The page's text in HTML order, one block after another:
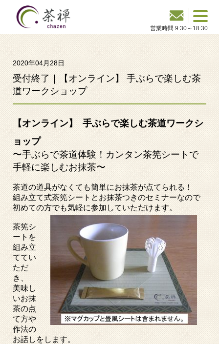
2020年04月28日
受付終了｜【オンライン】 手ぶらで楽しむ茶
道ワークショップ
【オンライン】 手ぶらで楽しむ茶道ワークシ
ョップ
〜手ぶらで茶道体験！カンタン茶筅シートで
手軽に楽しむお抹茶〜
茶道の道具がなくても簡単にお抹茶が点てられる！
組み立て式茶筅シートとお抹茶つきのセミナーなので
初めての方でも気軽に参加していただけます。
茶筅シ
ートを
組み立
ててい
ただ
き、
美味し
いお抹
茶の点
て方や
作法の
お話しをします。